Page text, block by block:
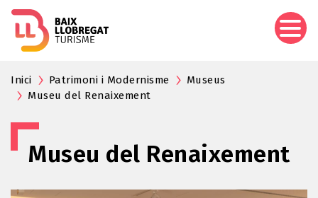
Inici Patrimoni i Modernisme
Museus
Museu del Renaixement
Museu del Renaixement